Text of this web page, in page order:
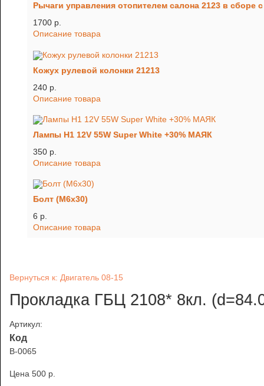
Рычаги управления отопителем салона 2123 в сборе
1700 p.
Описание товара
Кожух рулевой колонки 21213
240 p.
Описание товара
Лампы H1 12V 55W Super White +30% МАЯК
350 p.
Описание товара
Болт (М6х30)
6 p.
Описание товара
Вернуться к: Двигатель 08-15
Прокладка ГБЦ 2108* 8кл.
Артикул:
Код
В-0065
Цена 500 p.